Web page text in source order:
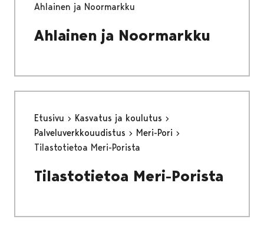
Ahlainen ja Noormarkku
Ahlainen ja Noormarkku
Etusivu
Kasvatus ja koulutus
Palveluverkkouudistus
Meri-Pori
Tilastotietoa Meri-Porista
Tilastotietoa Meri-Porista